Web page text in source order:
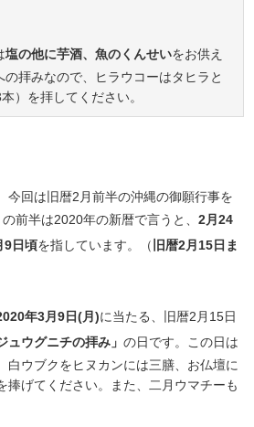
塩の他に芋酒、魚のくんせいをお供え
の拝みなので、ヒラウコーはタヒラと
）を拝してください。
今回は旧暦2月前半の沖縄の御願行事を
前半は2020年の新暦で言うと、2月24
9日頃を指しています。（ 旧暦2月15日ま
年3月9日(月)に当たる、旧暦2月15日
ュウグニチの拝み」の日です。この日は
白ウブクをヒヌカンには三膳、お仏壇に
捧げてください。また、二月ウマチーも